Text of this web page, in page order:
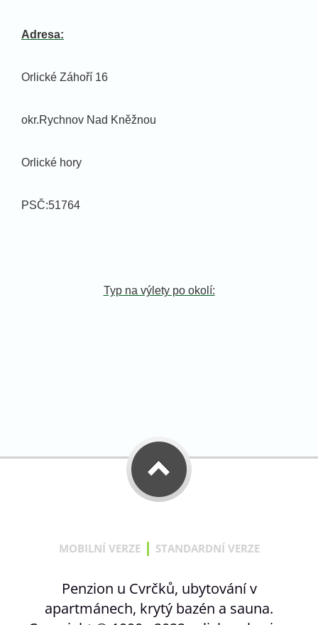
Adresa:
Orlické Záhoří 16
okr.Rychnov Nad Kněžnou
Orlické hory
PSČ:51764
Typ na výlety po okolí:
MOBILNÍ VERZE | STANDARDNÍ VERZE
Penzion u Cvrčků, ubytování v
apartmánech, krytý bazén a sauna.